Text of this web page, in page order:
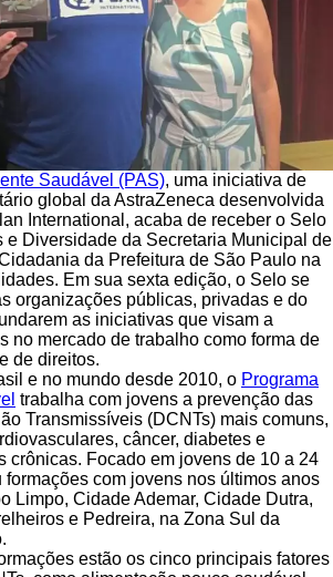
Saudável (PAS), uma iniciativa de
global da AstraZeneca desenvolvida
International, acaba de receber o Selo
e Diversidade da Secretaria Municipal de
da Prefeitura de São Paulo na
Em sua sexta edição, o Selo se
organizações públicas, privadas e do
as iniciativas que visam a
no mercado de trabalho como forma de
de direitos.
e no mundo desde 2010, o Programa
trabalha com jovens a prevenção das
Transmissíveis (DCNTs) mais comuns,
câncer, diabetes e
crônicas. Focado em jovens de 10 a 24
com jovens nos últimos anos
Limpo, Cidade Ademar, Cidade Dutra,
e Pedreira, na Zona Sul da
estão os cinco principais fatores